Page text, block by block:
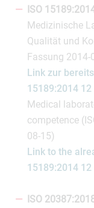
ISO
Medizinische
Qualität und
Fassung 2014-
Link zur
15189:2014 12
Medical
competence
08-15)
Link to the
15189:2014 12
ISO